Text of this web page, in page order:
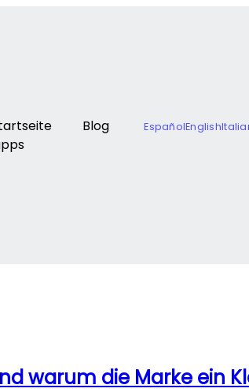
Blog
EspañolEnglish
warum die Marke ein